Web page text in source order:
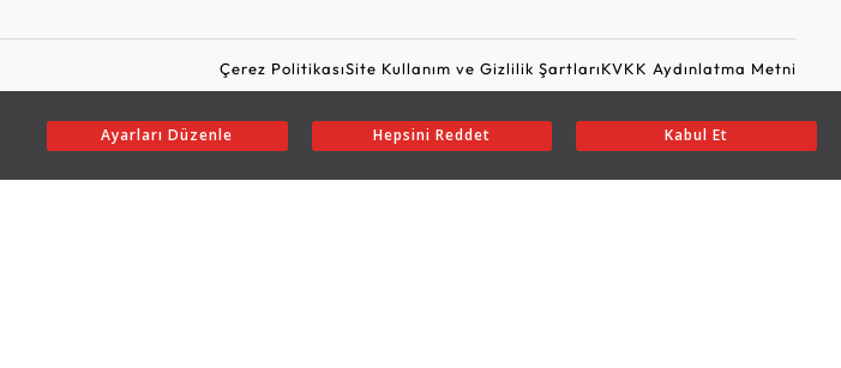
Ayarları Düzenle Hepsini Reddet Kabul Et
Çerez PolitikasıSite Kullanım ve Gizlilik ŞartlarıKVKK Aydınlatma Metni